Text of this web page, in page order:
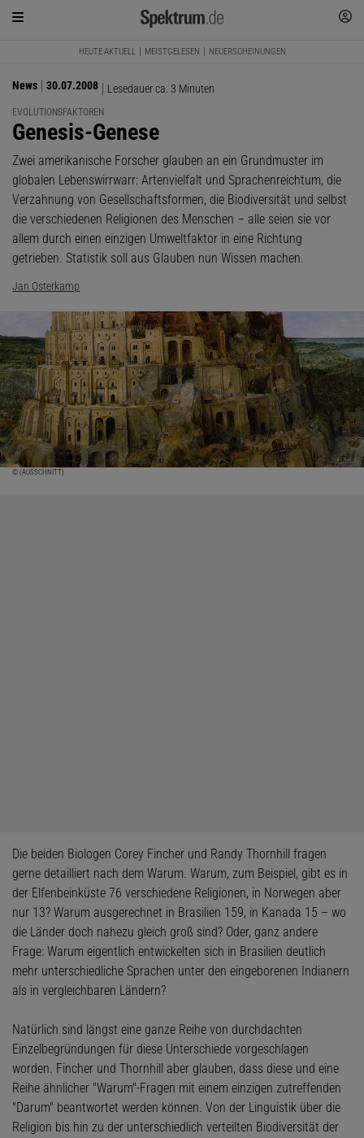
HEUTE AKTUELL MEISTGELESEN NEUERSCHEINUNGEN
News 30.07.2008 Lesedauer ca. 3 Minuten
EVOLUTIONSFAKTOREN
:
Genesis-Genese
Zwei amerikanische Forscher glauben an ein Grundmuster im
globalen Lebenswirrwarr: Artenvielfalt und Sprachenreichtum, die
Verzahnung von Gesellschaftsformen, die Biodiversität und selbst
die verschiedenen Religionen des Menschen – alle seien sie vor
allem durch einen einzigen Umweltfaktor in eine Richtung
getrieben. Statistik soll aus Glauben nun Wissen machen.
Jan Osterkamp
© (AUSSCHNITT)
Die beiden Biologen Corey Fincher und Randy Thornhill fragen
gerne detailliert nach dem Warum. Warum, zum Beispiel, gibt es in
der Elfenbeinküste 76 verschiedene Religionen, in Norwegen aber
nur 13? Warum ausgerechnet in Brasilien 159, in Kanada 15 – wo
die Länder doch nahezu gleich groß sind? Oder, ganz andere
Frage: Warum eigentlich entwickelten sich in Brasilien deutlich
mehr unterschiedliche Sprachen unter den eingeborenen Indianern
als in vergleichbaren Ländern?
Natürlich sind längst eine ganze Reihe von durchdachten
Einzelbegründungen für diese Unterschiede vorgeschlagen
worden. Fincher und Thornhill aber glauben, dass diese und eine
Reihe ähnlicher "Warum"-Fragen mit einem einzigen zutreffenden
"Darum" beantwortet werden können. Von der Linguistik über die
Religion bis hin zu der unterschiedlich verteilten Biodiversität der